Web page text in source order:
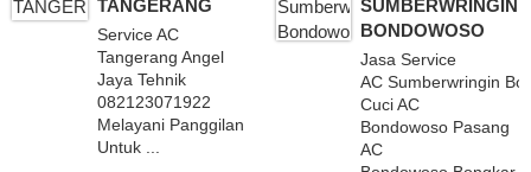
TANGERANG
Service AC
Tangerang Angel
Jaya Tehnik
082123071922
Melayani Panggilan
Untuk ...
SUMBERWRINGIN
BONDOWOSO
Jasa Service
AC Sumberwringin
Cuci AC
Bondowoso Pasang
AC